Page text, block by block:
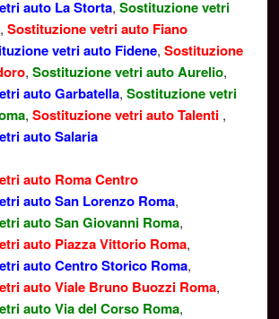
auto La Storta, Sostituzione vetri
, Sostituzione vetri auto Fiano
vetri auto Fidene, Sostituzione
, Sostituzione vetri auto Aurelio,
auto Garbatella, Sostituzione vetri
, Sostituzione vetri auto Talenti ,
auto Salaria
auto Roma Centro
auto San Lorenzo Roma,
auto San Giovanni Roma,
auto Piazza Vittorio Roma,
auto Centro Storico Roma,
auto Viale Bruno Buozzi Roma,
auto Via del Corso Roma,